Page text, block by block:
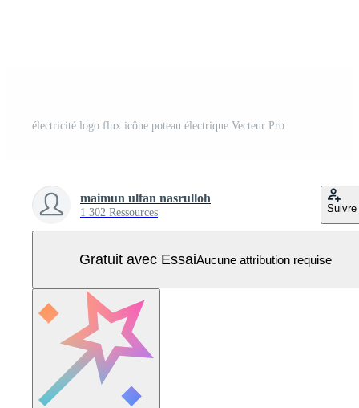
électricité logo flux icône poteau électrique Vecteur Pro
maimun ulfan nasrulloh
1 302 Ressources Suivre
Gratuit avec EssaiAucune attribution requise